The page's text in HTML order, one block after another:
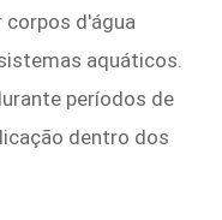
corpos d'água
aquáticos.
períodos de
dentro dos